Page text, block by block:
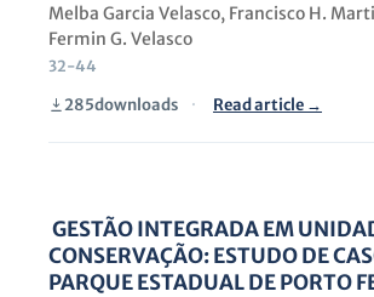
Melba Garcia Velasco, Francisco H.
Fermin G. Velasco
32-44
285downloads · Read article →
GESTÃO INTEGRADA EM
CONSERVAÇÃO: ESTUDO DE
PARQUE ESTADUAL DE PORTO